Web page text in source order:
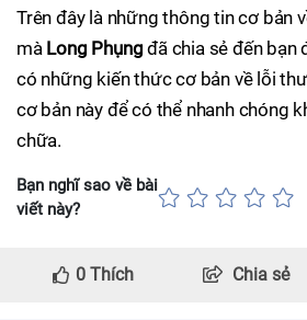
Trên đây là những thông tin cơ bản
mà Long Phụng đã chia sẻ đến bạn
có những kiến thức cơ bản về lỗi
cơ bản này để có thể nhanh chóng
chữa.
Bạn nghĩ sao về bài
viết này?
0 Thích Chia sẻ